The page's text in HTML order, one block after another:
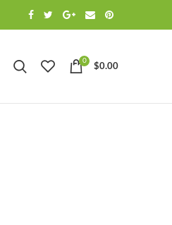
0
$0.00